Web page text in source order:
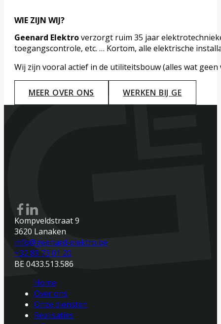
WIE ZIJN WIJ?
Geenard Elektroverzorgt ruim 35 jaar
toegangscontrole, etc. … Kortom, alle elektrische
Wij zijn vooral actief in de utiliteitsbouw (alles wat
MEER OVER ONS WERKEN BIJ GE
Kompveldstraat 9
3620 Lanaken
info@geenard-elektro.be
+32 89 73 01 20
BE 0433.513.586
Home
Over ons
Onze diensten
Realisaties